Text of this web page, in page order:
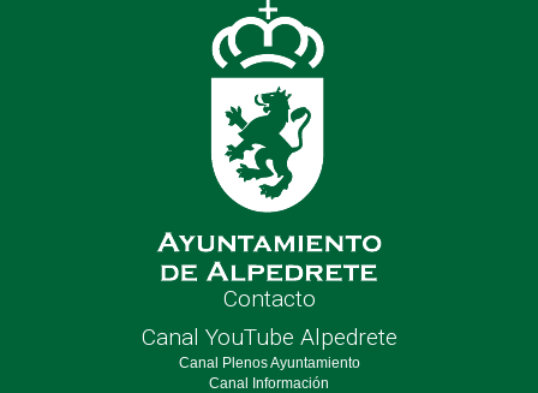
Contacto
Canal YouTube Alpedrete
Canal Plenos Ayuntamiento
Canal Información